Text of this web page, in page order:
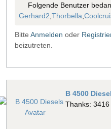
Folgende Benutzer
Gerhard2 Thorbella
Bitte Anmelden oder
beizutreten.
B 4500 Diesel
Thanks: 3416